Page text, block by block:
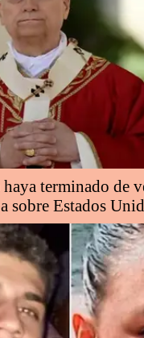
terminado de
sobre Estados